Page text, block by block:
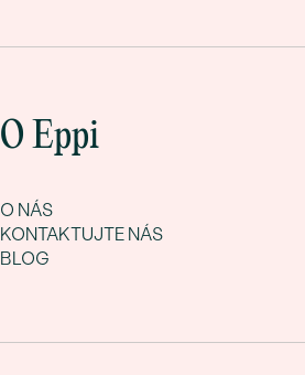
O Eppi
O NÁS
KONTAKTUJTE NÁS
BLOG